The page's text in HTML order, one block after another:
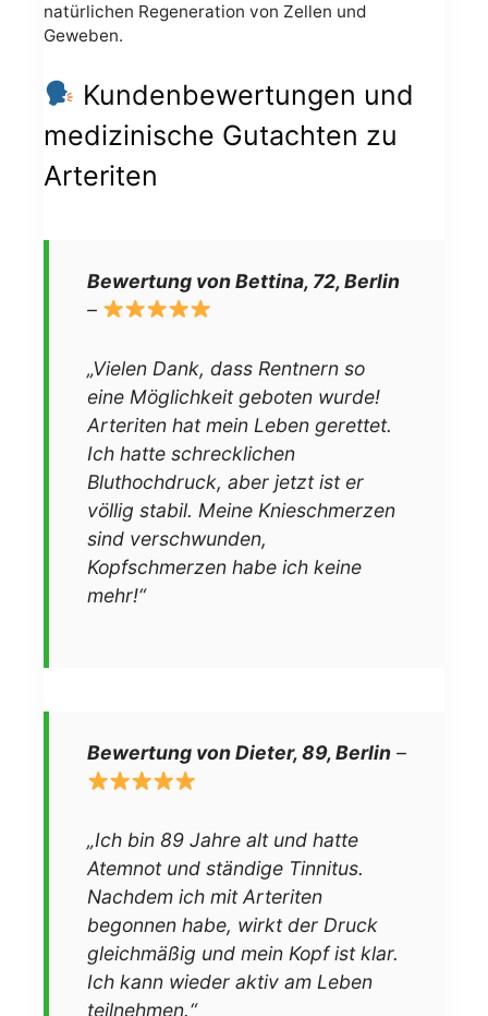
natürlichen Regeneration von Zellen und
Geweben.
Kundenbewertungen und
medizinische Gutachten zu
Arteriten
Bewertung von Bettina, 72, Berlin
–
„Vielen Dank, dass Rentnern so
eine Möglichkeit geboten wurde!
Arteriten hat mein Leben gerettet.
Ich hatte schrecklichen
Bluthochdruck, aber jetzt ist er
völlig stabil. Meine Knieschmerzen
sind verschwunden,
Kopfschmerzen habe ich keine
mehr!“
Bewertung von Dieter, 89, Berlin –
„Ich bin 89 Jahre alt und hatte
Atemnot und ständige Tinnitus.
Nachdem ich mit Arteriten
begonnen habe, wirkt der Druck
gleichmäßig und mein Kopf ist klar.
Ich kann wieder aktiv am Leben
teilnehmen.“